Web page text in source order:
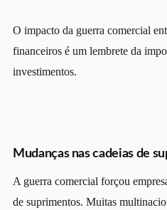
O impacto da guerra comercial
financeiros é um lembrete da
investimentos.
Mudanças nas cadeias de
A guerra comercial forçou
de suprimentos. Muitas